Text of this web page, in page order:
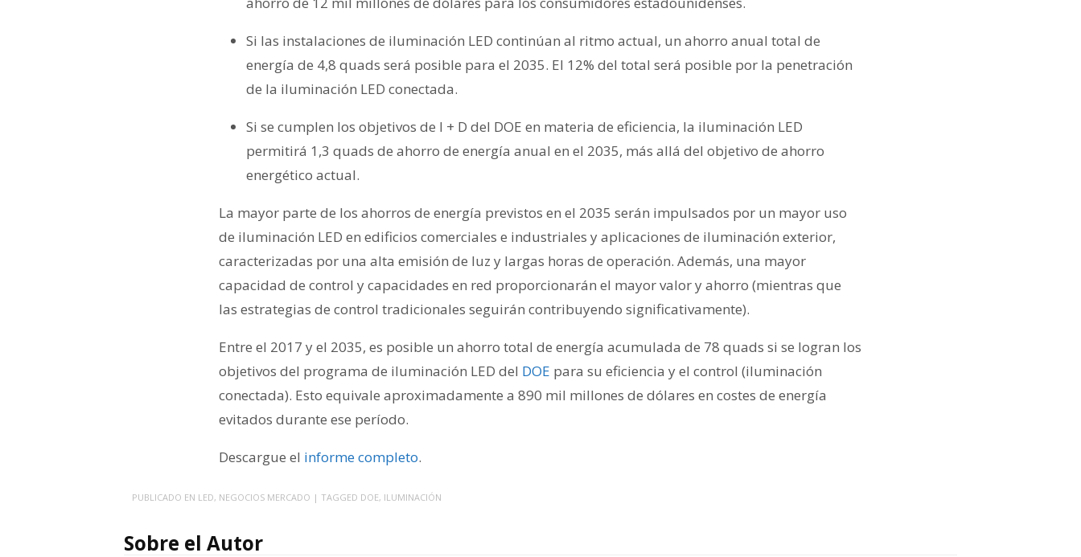
Si las instalaciones de iluminación LED continúan al ritmo actual, un ahorro anual total de
energía de 4,8 quads será posible para el 2035. El 12% del total será posible por la penetración
de la iluminación LED conectada.
Si se cumplen los objetivos de I + D del DOE en materia de eficiencia, la iluminación LED
permitirá 1,3 quads de ahorro de energía anual en el 2035, más allá del objetivo de ahorro
energético actual.
La mayor parte de los ahorros de energía previstos en el 2035 serán impulsados ​​por un mayor uso
de iluminación LED en edificios comerciales e industriales y aplicaciones de iluminación exterior,
caracterizadas por una alta emisión de luz y largas horas de operación. Además, una mayor
capacidad de control y capacidades en red proporcionarán el mayor valor y ahorro (mientras que
las estrategias de control tradicionales seguirán contribuyendo significativamente).
Entre el 2017 y el 2035, es posible un ahorro total de energía acumulada de 78 quads si se logran los
objetivos del programa de iluminación LED del DOE para su eficiencia y el control (iluminación
conectada). Esto equivale aproximadamente a 890 mil millones de dólares en costes de energía
evitados durante ese período.
Descargue el informe completo.
PUBLICADO EN LED, NEGOCIOS MERCADO | TAGGED DOE, ILUMINACIÓN
Sobre el Autor